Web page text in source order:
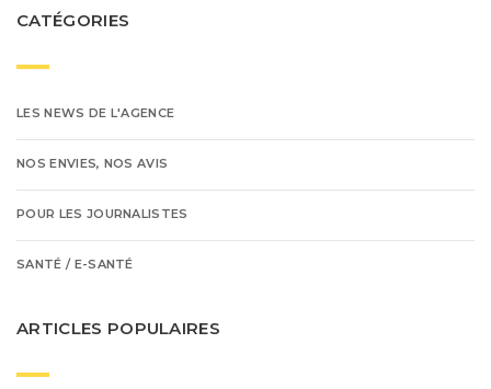
CATÉGORIES
LES NEWS DE L'AGENCE
NOS ENVIES, NOS AVIS
POUR LES JOURNALISTES
SANTÉ / E-SANTÉ
ARTICLES POPULAIRES